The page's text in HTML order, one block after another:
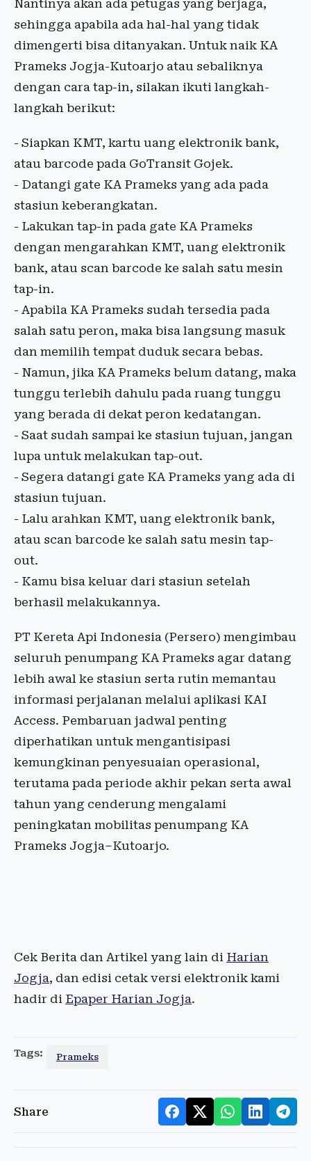
Nantinya akan ada petugas yang berjaga,
sehingga apabila ada hal-hal yang tidak
dimengerti bisa ditanyakan. Untuk naik KA
Prameks Jogja-Kutoarjo atau sebaliknya
dengan cara tap-in, silakan ikuti langkah-
langkah berikut:
- Siapkan KMT, kartu uang elektronik bank,
atau barcode pada GoTransit Gojek.
- Datangi gate KA Prameks yang ada pada
stasiun keberangkatan.
- Lakukan tap-in pada gate KA Prameks
dengan mengarahkan KMT, uang elektronik
bank, atau scan barcode ke salah satu mesin
tap-in.
- Apabila KA Prameks sudah tersedia pada
salah satu peron, maka bisa langsung masuk
dan memilih tempat duduk secara bebas.
- Namun, jika KA Prameks belum datang, maka
tunggu terlebih dahulu pada ruang tunggu
yang berada di dekat peron kedatangan.
- Saat sudah sampai ke stasiun tujuan, jangan
lupa untuk melakukan tap-out.
- Segera datangi gate KA Prameks yang ada di
stasiun tujuan.
- Lalu arahkan KMT, uang elektronik bank,
atau scan barcode ke salah satu mesin tap-
out.
- Kamu bisa keluar dari stasiun setelah
berhasil melakukannya.
PT Kereta Api Indonesia (Persero) mengimbau
seluruh penumpang KA Prameks agar datang
lebih awal ke stasiun serta rutin memantau
informasi perjalanan melalui aplikasi KAI
Access. Pembaruan jadwal penting
diperhatikan untuk mengantisipasi
kemungkinan penyesuaian operasional,
terutama pada periode akhir pekan serta awal
tahun yang cenderung mengalami
peningkatan mobilitas penumpang KA
Prameks Jogja–Kutoarjo.
Cek Berita dan Artikel yang lain di Harian
Jogja, dan edisi cetak versi elektronik kami
hadir di Epaper Harian Jogja.
Tags: Prameks
Share